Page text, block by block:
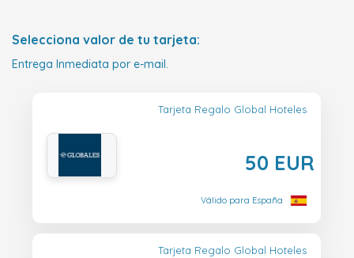
Selecciona valor de tu tarjeta:
Entrega Inmediata por e-mail.
Tarjeta Regalo Global Hoteles
50 EUR
Válido para España
Tarjeta Regalo Global Hoteles